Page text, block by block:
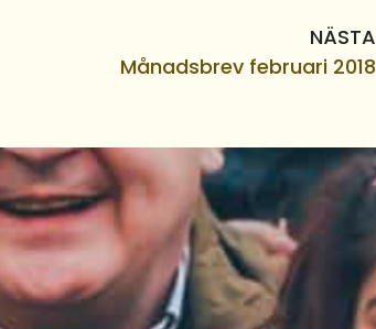
NÄSTA
Månadsbrev februari 2018